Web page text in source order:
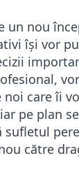
un nou
își vor
care îi
pe plan
sufletul
către